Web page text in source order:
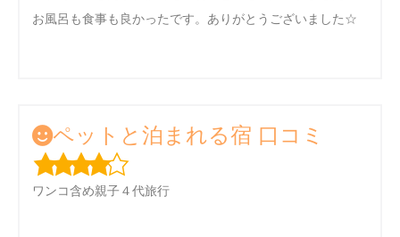
お風呂も食事も良かったです。ありがとうございました☆
ペットと泊まれる宿 口コミ
ワンコ含め親子４代旅行